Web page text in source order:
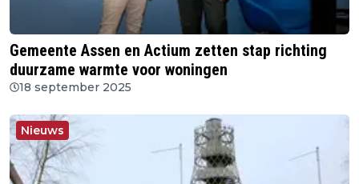
Gemeente Assen en Actium zetten stap richting
duurzame warmte voor woningen
18 september 2025
Nieuws